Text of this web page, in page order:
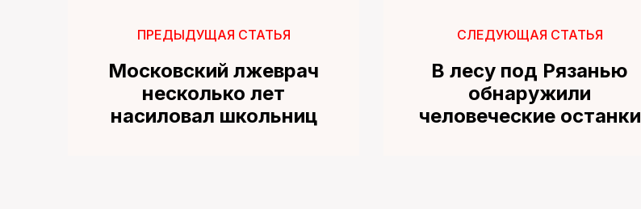
ПРЕДЫДУЩАЯ СТАТЬЯ
Московский лжеврач
несколько лет
насиловал школьниц
СЛЕДУЮЩАЯ СТАТЬЯ
В лесу под Рязанью
обнаружили
человеческие останки